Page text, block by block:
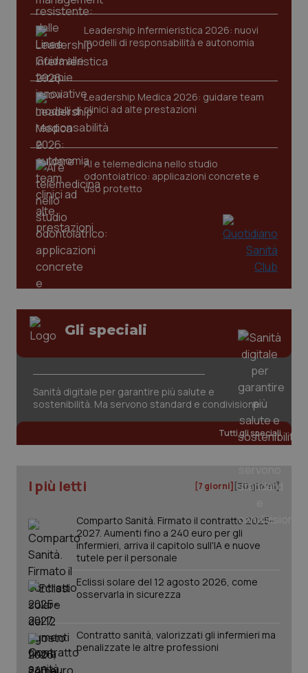
Leadership Infermieristica 2026: nuovi
modelli di responsabilità e autonomia
Leadership Medica 2026: guidare team
clinici ad alte prestazioni
AI e telemedicina nello studio
odontoiatrico: applicazioni concrete e
uso protetto
Gli speciali
Sanità digitale per garantire più salute e
sostenibilità. Ma servono standard e condivisione
Tutti gli speciali
I più letti [7 giorni] [30 giorni]
Comparto Sanità. Firmato il contratto 2025-
2027. Aumenti fino a 240 euro per gli
infermieri, arriva il capitolo sull'IA e nuove
tutele per il personale
Eclissi solare del 12 agosto 2026, come
osservarla in sicurezza
Contratto sanità, valorizzati gli infermieri ma
penalizzate le altre professioni
www.quotidianosanita.it
tracking-sites-ironfish-
tracking-enable
www.quotidianosanita.it
tracking-sites-ironfish-
session-id
www.quotidianosanita.it
_ga
.quotidianosanita.it